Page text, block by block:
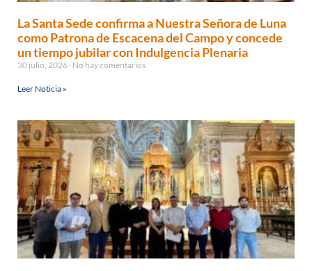
La Santa Sede confirma a Nuestra Señora de Luna
como Patrona de Escacena del Campo y concede
un tiempo jubilar con Indulgencia Plenaria
30 julio, 2026 No hay comentarios
Leer Noticia »